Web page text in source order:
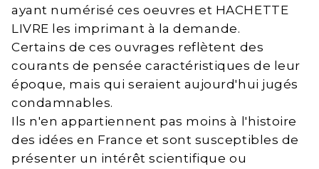
ayant numérisé ces oeuvres et HACHETTE
LIVRE les imprimant à la demande.
Certains de ces ouvrages reflètent des
courants de pensée caractéristiques de leur
époque, mais qui seraient aujourd'hui jugés
condamnables.
Ils n'en appartiennent pas moins à l'histoire
des idées en France et sont susceptibles de
présenter un intérêt scientifique ou